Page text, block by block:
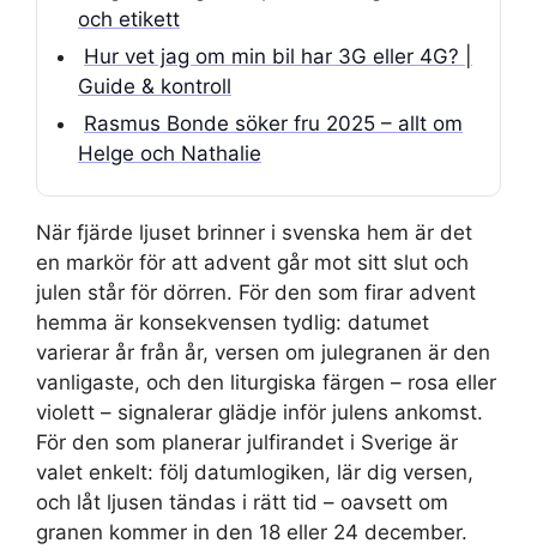
och etikett
Hur vet jag om min bil har 3G eller 4G? |
Guide & kontroll
Rasmus Bonde söker fru 2025 – allt om
Helge och Nathalie
När fjärde ljuset brinner i svenska hem är det
en markör för att advent går mot sitt slut och
julen står för dörren. För den som firar advent
hemma är konsekvensen tydlig: datumet
varierar år från år, versen om julegranen är den
vanligaste, och den liturgiska färgen – rosa eller
violett – signalerar glädje inför julens ankomst.
För den som planerar julfirandet i Sverige är
valet enkelt: följ datumlogiken, lär dig versen,
och låt ljusen tändas i rätt tid – oavsett om
granen kommer in den 18 eller 24 december.